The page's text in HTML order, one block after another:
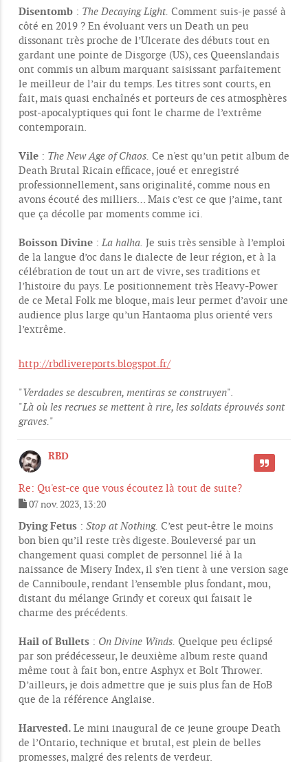
Disentomb : The Decaying Light. Comment suis-je passé à
côté en 2019 ? En évoluant vers un Death un peu
dissonant très proche de l’Ulcerate des débuts tout en
gardant une pointe de Disgorge (US), ces Queenslandais
ont commis un album marquant saisissant parfaitement
le meilleur de l’air du temps. Les titres sont courts, en
fait, mais quasi enchaînés et porteurs de ces atmosphères
post-apocalyptiques qui font le charme de l’extrême
contemporain.
Vile : The New Age of Chaos. Ce n'est qu’un petit album de
Death Brutal Ricain efficace, joué et enregistré
professionnellement, sans originalité, comme nous en
avons écouté des milliers… Mais c’est ce que j’aime, tant
que ça décolle par moments comme ici.
Boisson Divine :La halha. Je suis très sensible à l’emploi
de la langue d’oc dans le dialecte de leur région, et à la
célébration de tout un art de vivre, ses traditions et
l’histoire du pays. Le positionnement très Heavy-Power
de ce Metal Folk me bloque, mais leur permet d’avoir une
audience plus large qu’un Hantaoma plus orienté vers
l’extrême.
http://rbdlivereports.blogspot.fr/
"Verdades se descubren, mentiras se construyen".
"Là où les recrues se mettent à rire, les soldats éprouvés sont
graves. "
RBD
Re: Qu'est-ce que vous écoutez là tout de suite?
CITER
e
s
s
a
g
e
07 nov. 2023, 13:20
Dying Fetus : Stop at Nothing. C’est peut-être le moins
bon bien qu’il reste très digeste. Bouleversé par un
changement quasi complet de personnel lié à la
naissance de Misery Index, il s’en tient à une version sage
de Canniboule, rendant l’ensemble plus fondant, mou,
distant du mélange Grindy et coreux qui faisait le
charme des précédents.
Hail of Bullets : On Divine Winds. Quelque peu éclipsé
par son prédécesseur, le deuxième album reste quand
même tout à fait bon, entre Asphyx et Bolt Thrower.
D’ailleurs, je dois admettre que je suis plus fan de HoB
que de la référence Anglaise.
Harvested. Le mini inaugural de ce jeune groupe Death
de l’Ontario, technique et brutal, est plein de belles
promesses, malgré des relents de verdeur.